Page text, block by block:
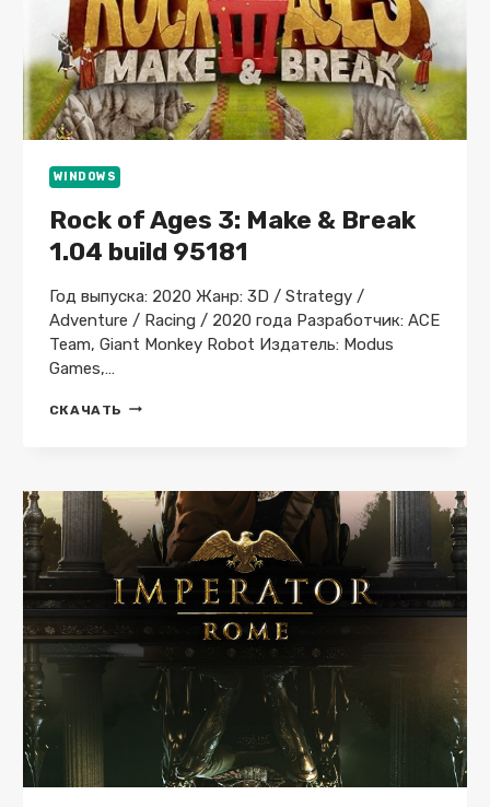
WINDOWS
Rock of Ages 3: Make & Break
1.04 build 95181
Год выпуска: 2020 Жанр: 3D / Strategy /
Adventure / Racing / 2020 года Разработчик: ACE
Team, Giant Monkey Robot Издатель: Modus
Games,…
СКАЧАТЬ ROCK
&
BREAK
1.04
BUILD
95181